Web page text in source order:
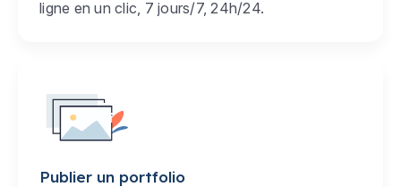
ligne en un clic, 7 jours/7, 24h/24.
Publier un portfolio